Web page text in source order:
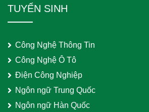
TUYỂN SINH
Công Nghệ Thông Tin
Công Nghệ Ô Tô
Điện Công Nghiệp
Ngôn ngữ Trung Quốc
Ngôn ngữ Hàn Quốc